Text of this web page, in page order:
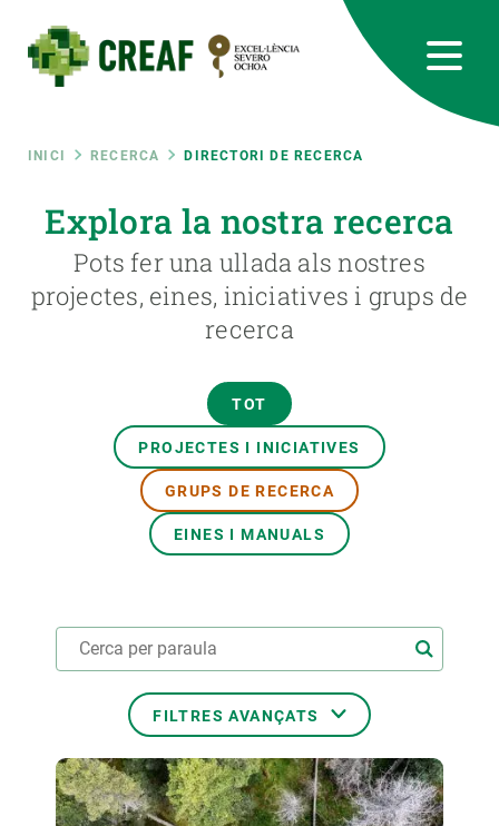
contingut
Fil
d'ariadna
INICI RECERCA DIRECTORI DE RECERCA
Explora la nostra recerca
Pots fer una ullada als nostres
projectes, eines, iniciatives i grups de
recerca
TOT
PROJECTES I INICIATIVES
GRUPS DE RECERCA
EINES I MANUALS
FILTRES AVANÇATS
ÀMBITS TEMÀTICS
RRSS
Featured
responsive
INTRANET
Responsive
menu
CIÈNCIA EN ACCIÓ
UNEIX-TE A NOSALTRES